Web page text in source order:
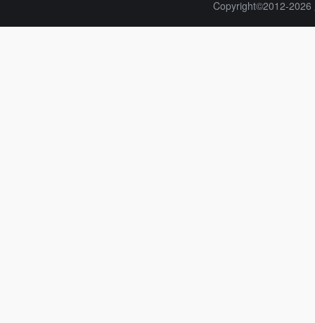
Copyright©2012-2026